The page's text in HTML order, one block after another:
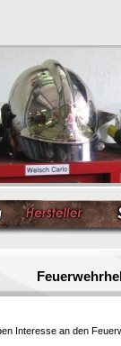
Interesse an den